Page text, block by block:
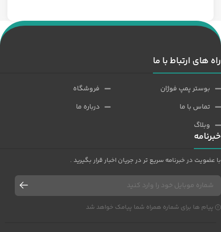
راه های ارتباط با ما
بوستر پمپ فوژان
تماس با ما
وبلاگ
فروشگاه
درباره ما
خبرنامه
با عضویت در خبرنامه سریع تر در جریان اخبار قرار بگیرید .
پیام ها برای شماره همراه شما پیامک خواهد شد